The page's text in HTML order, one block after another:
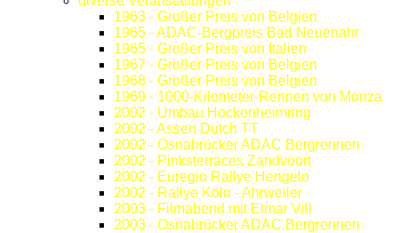
1963 - Großer Preis von Belgien
1965 - ADAC-Bergpreis Bad Neuenahr
1965 - Großer Preis von Italien
1967 - Großer Preis von Belgien
1968 - Großer Preis von Belgien
1969 - 1000-Kilometer-Rennen von Monza
2002 - Umbau Hockenheimring
2002 - Assen Dutch TT
2002 - Osnabrücker ADAC Bergrennen
2002 - Pinksterraces Zandvoort
2002 - Euregio Rallye Hengelo
2002 - Rallye Köln - Ahrweiler
2003 - Filmabend mit Elmar Vill
2003 - Osnabrücker ADAC Bergrennen